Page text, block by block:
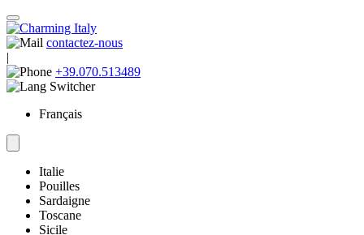
contactez-nous
|
+39.070.513489
Français
Italie
Pouilles
Sardaigne
Toscane
Sicile